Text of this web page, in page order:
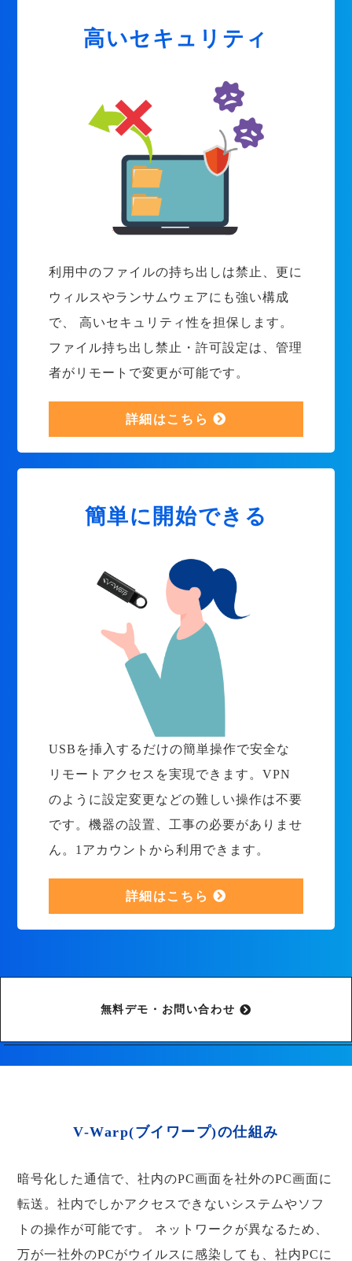
高いセキュリティ
利用中のファイルの持ち出しは禁止、更に
ウィルスやランサムウェアにも強い構成
で、 高いセキュリティ性を担保します。
ファイル持ち出し禁止・許可設定は、管理
者がリモートで変更が可能です。
詳細はこちら
簡単に開始できる
USBを挿入するだけの簡単操作で安全な
リモートアクセスを実現できます。VPN
のように設定変更などの難しい操作は不要
です。機器の設置、工事の必要がありませ
ん。1アカウントから利用できます。
詳細はこちら
無料デモ・お問い合わせ
V-Warp(ブイワープ)の仕組み
暗号化した通信で、社内のPC画面を社外のPC画面に
転送。社内でしかアクセスできないシステムやソフ
トの操作が可能です。
ネットワークが異なるため、
万が一社外のPCがウイルスに感染しても、社内PCに